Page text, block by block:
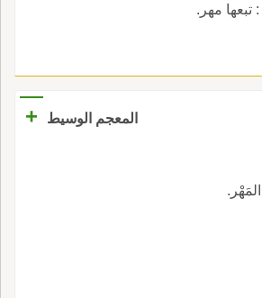
مهر.
المعجم الوسيط +
المَهْر.